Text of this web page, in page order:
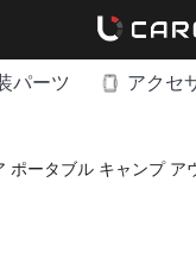
パーツ アクセ
ータブル キャンプ ア